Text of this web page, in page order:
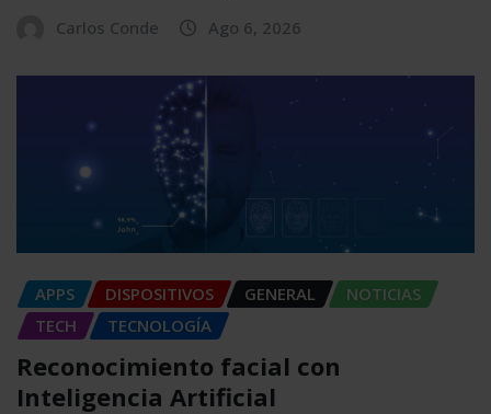
Carlos Conde Ago 6, 2026
APPS DISPOSITIVOS GENERAL
NOTICIAS
TECH
TECNOLOGÍA
Reconocimiento facial con
Inteligencia Artificial